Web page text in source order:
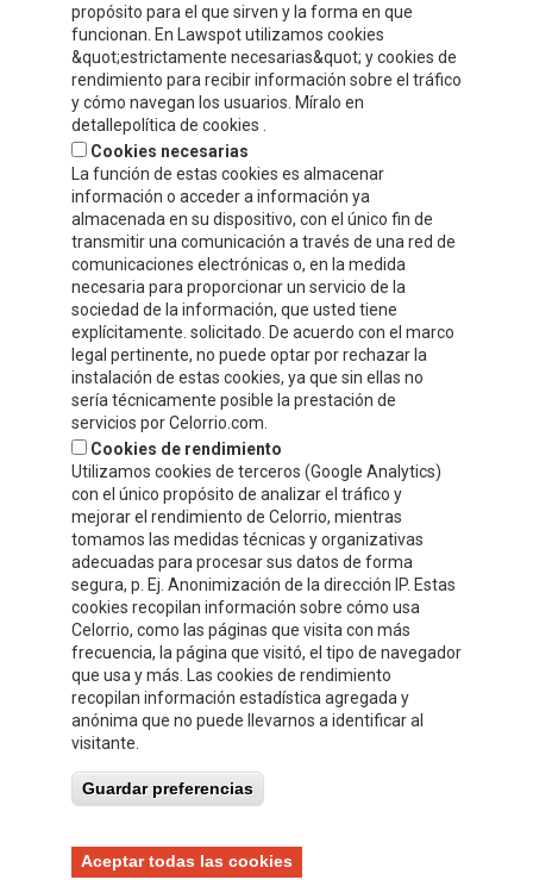
propósito para el que sirven y la forma en que
funcionan. En Lawspot utilizamos cookies
&quot;estrictamente necesarias&quot; y cookies de
rendimiento para recibir información sobre el tráfico
y cómo navegan los usuarios. Míralo en
detallepolítica de cookies .
Cookies necesarias
La función de estas cookies es almacenar
información o acceder a información ya
almacenada en su dispositivo, con el único fin de
transmitir una comunicación a través de una red de
comunicaciones electrónicas o, en la medida
necesaria para proporcionar un servicio de la
sociedad de la información, que usted tiene
explícitamente. solicitado. De acuerdo con el marco
legal pertinente, no puede optar por rechazar la
instalación de estas cookies, ya que sin ellas no
sería técnicamente posible la prestación de
servicios por Celorrio.com.
Cookies de rendimiento
Utilizamos cookies de terceros (Google Analytics)
con el único propósito de analizar el tráfico y
mejorar el rendimiento de Celorrio, mientras
tomamos las medidas técnicas y organizativas
adecuadas para procesar sus datos de forma
segura, p. Ej. Anonimización de la dirección IP. Estas
cookies recopilan información sobre cómo usa
Celorrio, como las páginas que visita con más
frecuencia, la página que visitó, el tipo de navegador
que usa y más. Las cookies de rendimiento
recopilan información estadística agregada y
anónima que no puede llevarnos a identificar al
visitante.
Guardar preferencias
Aceptar todas las cookies
Compre y Compare S.A.
Polígono Tejerías, zona sur, Calle G
Calahorra, La Rioja
+34 941 132 803
+34 941 132 512
info@celorrio.com
PRIVATE AREA
WRITE US!
Aceptola política de protección de datos y privacidad
Autorizo el envío de información y promociones que puedan ser de
mi interés mediante los medios facilitados.